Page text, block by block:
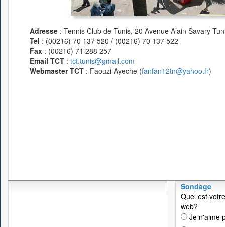
Adresse : Tennis Club de Tunis, 20 Avenue Alain Savary
Tel : (00216) 70 137 520 / (00216) 70 137 522
Fax : (00216) 71 288 257
Email TCT : tct.tunis@gmail.com
Webmaster TCT : Faouzi Ayeche (fanfan12tn@yahoo.fr)
Sondage
Quel est
web?
Je n'aime